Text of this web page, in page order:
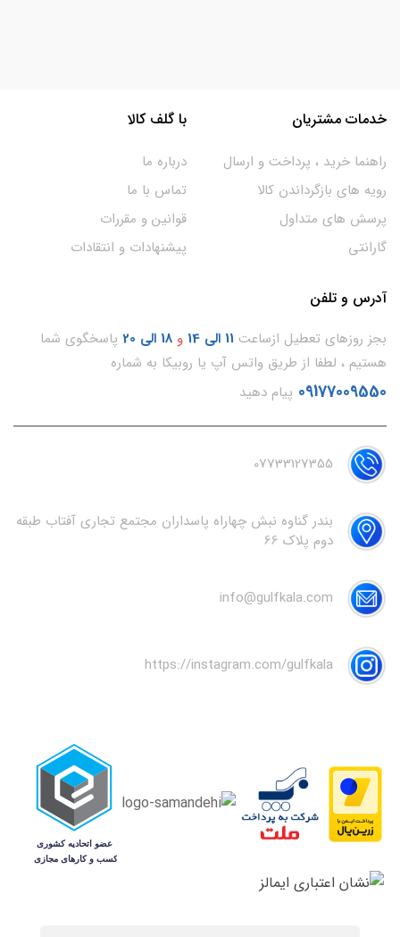
خدمات مشتریان
راهنما خرید ، پرداخت و ارسال
رویه های بازگرداندن کالا
پرسش های متداول
گارانتی
با گلف کالا
درباره ما
تماس با ما
قوانین و مقررات
پیشنهادات و انتقادات
آدرس و تلفن
بجز روزهای تعطیل ازساعت 11 الی 14 و 18 الی 20
پاسخگوی شما
هستیم ، لطفا از طریق واتس آپ یا روبیکا به شماره
09177009550 پیام دهید
07733127355
بندر گناوه نبش چهاراه پاسداران مجتمع تجاری آفتاب طبقه
دوم پلاک 66
info@gulfkala.com
https://instagram.com/gulfkala